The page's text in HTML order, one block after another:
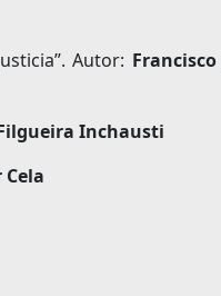
Autor:
Inchausti